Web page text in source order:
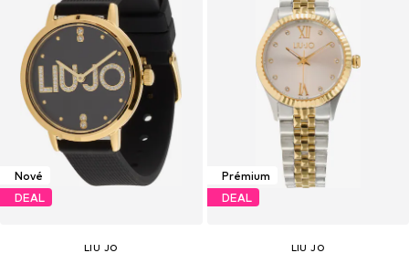
Nové
DEAL
LIU JO
Prémium
DEAL
LIU JO